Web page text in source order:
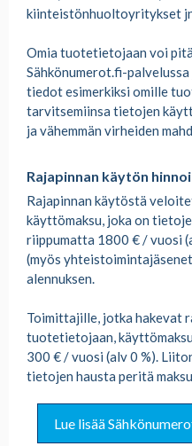
kiinteistönhuoltoyritykset
Omia tuotetietojaan voi
Sähkönumerot.fi-
tiedot esimerkiksi omille
tarvitsemiinsa tietojen
ja vähemmän virheiden
Rajapinnan käytön
Rajapinnan käytöstä
käyttömaksu, joka on
riippumatta 1800 € / vuosi
(myös
alennuksen.
Toimittajille, jotka hakevat
tuotetietojaan,
300 € / vuosi (alv 0 %).
tietojen hausta peritä
Lue lisää